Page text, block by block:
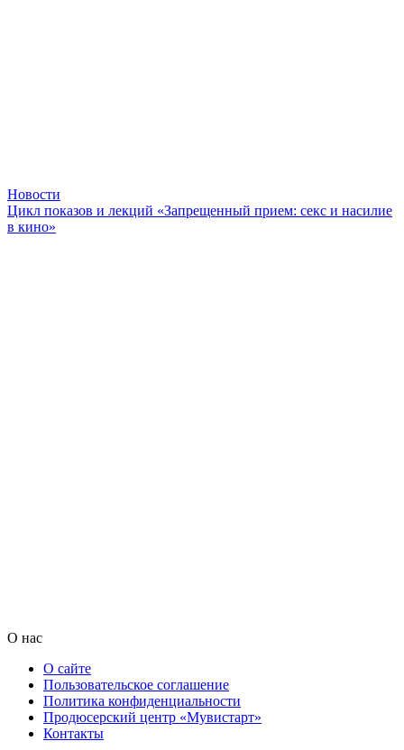
Новости
Цикл показов и лекций «Запрещенный прием: секс и насилие
в кино»
О нас
О сайте
Пользовательское соглашение
Политика конфиденциальности
Продюсерский центр «Мувистарт»
Контакты